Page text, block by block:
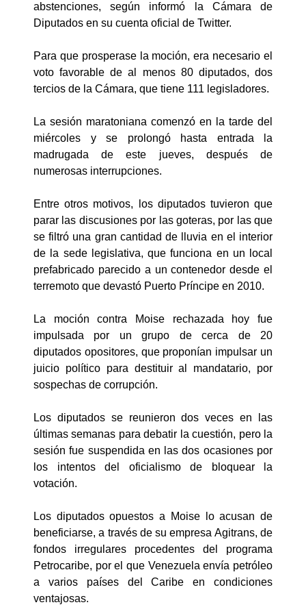
abstenciones, según informó la Cámara de
Diputados en su cuenta oficial de Twitter.
Para que prosperase la moción, era necesario el
voto favorable de al menos 80 diputados, dos
tercios de la Cámara, que tiene 111 legisladores.
La sesión maratoniana comenzó en la tarde del
miércoles y se prolongó hasta entrada la
madrugada de este jueves, después de
numerosas interrupciones.
Entre otros motivos, los diputados tuvieron que
parar las discusiones por las goteras, por las que
se filtró una gran cantidad de lluvia en el interior
de la sede legislativa, que funciona en un local
prefabricado parecido a un contenedor desde el
terremoto que devastó Puerto Príncipe en 2010.
La moción contra Moise rechazada hoy fue
impulsada por un grupo de cerca de 20
diputados opositores, que proponían impulsar un
juicio político para destituir al mandatario, por
sospechas de corrupción.
Los diputados se reunieron dos veces en las
últimas semanas para debatir la cuestión, pero la
sesión fue suspendida en las dos ocasiones por
los intentos del oficialismo de bloquear la
votación.
Los diputados opuestos a Moise lo acusan de
beneficiarse, a través de su empresa Agitrans, de
fondos irregulares procedentes del programa
Petrocaribe, por el que Venezuela envía petróleo
a varios países del Caribe en condiciones
ventajosas.